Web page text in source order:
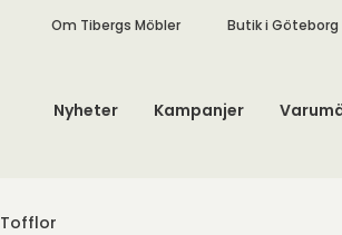
Om Tibergs Möbler Butik i Göteborg
Nyheter Kampanjer
Tofflor